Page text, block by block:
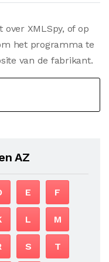
XMLSpy, of op
het programma te
van de fabrikant.
AZ
E F
L M
S T